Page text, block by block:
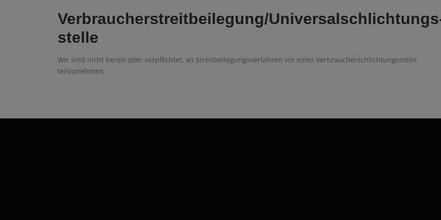
Verbraucher­streit­beilegung/
stelle
Wir sind nicht bereit oder verpflichtet, an Streitbeilegungsverfahren vor einer Verbraucherschlichtungsstelle
teilzunehmen.